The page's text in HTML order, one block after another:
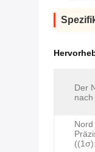
Der
((1σ):